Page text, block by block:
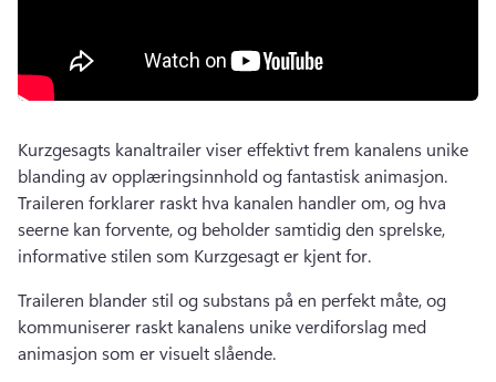
Kurzgesagts kanaltrailer viser effektivt frem kanalens unike
Traileren forklarer raskt hva kanalen handler om, og hva
seerne kan forvente, og beholder samtidig den sprelske,
informative stilen som Kurzgesagt er kjent for.
Traileren blander stil og substans på en perfekt måte, og
kommuniserer raskt kanalens unike verdiforslag med
animasjon som er visuelt slående.